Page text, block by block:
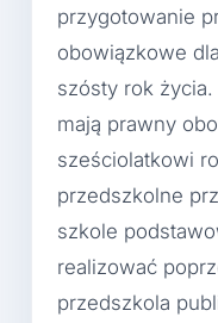
przygotowanie
obowiązkowe
szósty rok
mają prawny
sześciolatkowi
przedszkolne
szkole
realizować
przedszkola